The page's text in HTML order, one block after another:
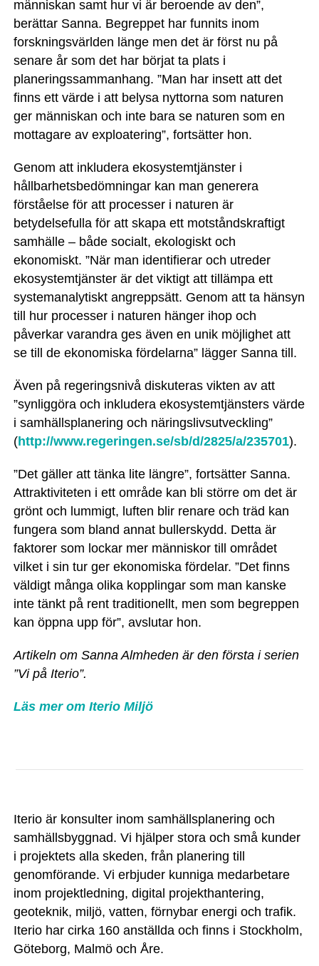
människan samt hur vi är beroende av den”,
berättar Sanna. Begreppet har funnits inom
forskningsvärlden länge men det är först nu på
senare år som det har börjat ta plats i
planeringssammanhang. ”Man har insett att det
finns ett värde i att belysa nyttorna som naturen
ger människan och inte bara se naturen som en
mottagare av exploatering”, fortsätter hon.
Genom att inkludera ekosystemtjänster i
hållbarhetsbedömningar kan man generera
förståelse för att processer i naturen är
betydelsefulla för att skapa ett motståndskraftigt
samhälle – både socialt, ekologiskt och
ekonomiskt. ”När man identifierar och utreder
ekosystemtjänster är det viktigt att tillämpa ett
systemanalytiskt angreppsätt. Genom att ta hänsyn
till hur processer i naturen hänger ihop och
påverkar varandra ges även en unik möjlighet att
se till de ekonomiska fördelarna” lägger Sanna till.
Även på regeringsnivå diskuteras vikten av att
”synliggöra och inkludera ekosystemtjänsters värde
i samhällsplanering och näringslivsutveckling”
(http://www.regeringen.se/sb/d/2825/a/235701).
”Det gäller att tänka lite längre”, fortsätter Sanna.
Attraktiviteten i ett område kan bli större om det är
grönt och lummigt, luften blir renare och träd kan
fungera som bland annat bullerskydd. Detta är
faktorer som lockar mer människor till området
vilket i sin tur ger ekonomiska fördelar. ”Det finns
väldigt många olika kopplingar som man kanske
inte tänkt på rent traditionellt, men som begreppen
kan öppna upp för”, avslutar hon.
Artikeln om Sanna Almheden är den första i serien
”Vi på Iterio”.
Läs mer om Iterio Miljö
Iterio är konsulter inom samhällsplanering och
samhällsbyggnad. Vi hjälper stora och små kunder
i projektets alla skeden, från planering till
genomförande. Vi erbjuder kunniga medarbetare
inom projektledning, digital projekthantering,
geoteknik, miljö, vatten, förnybar energi och trafik.
Iterio har cirka 160 anställda och finns i Stockholm,
Göteborg, Malmö och Åre.